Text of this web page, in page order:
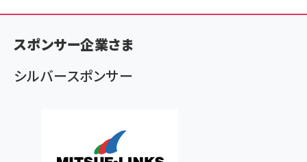
ン
く
ず
スポンサー企業さま
シルバースポンサー